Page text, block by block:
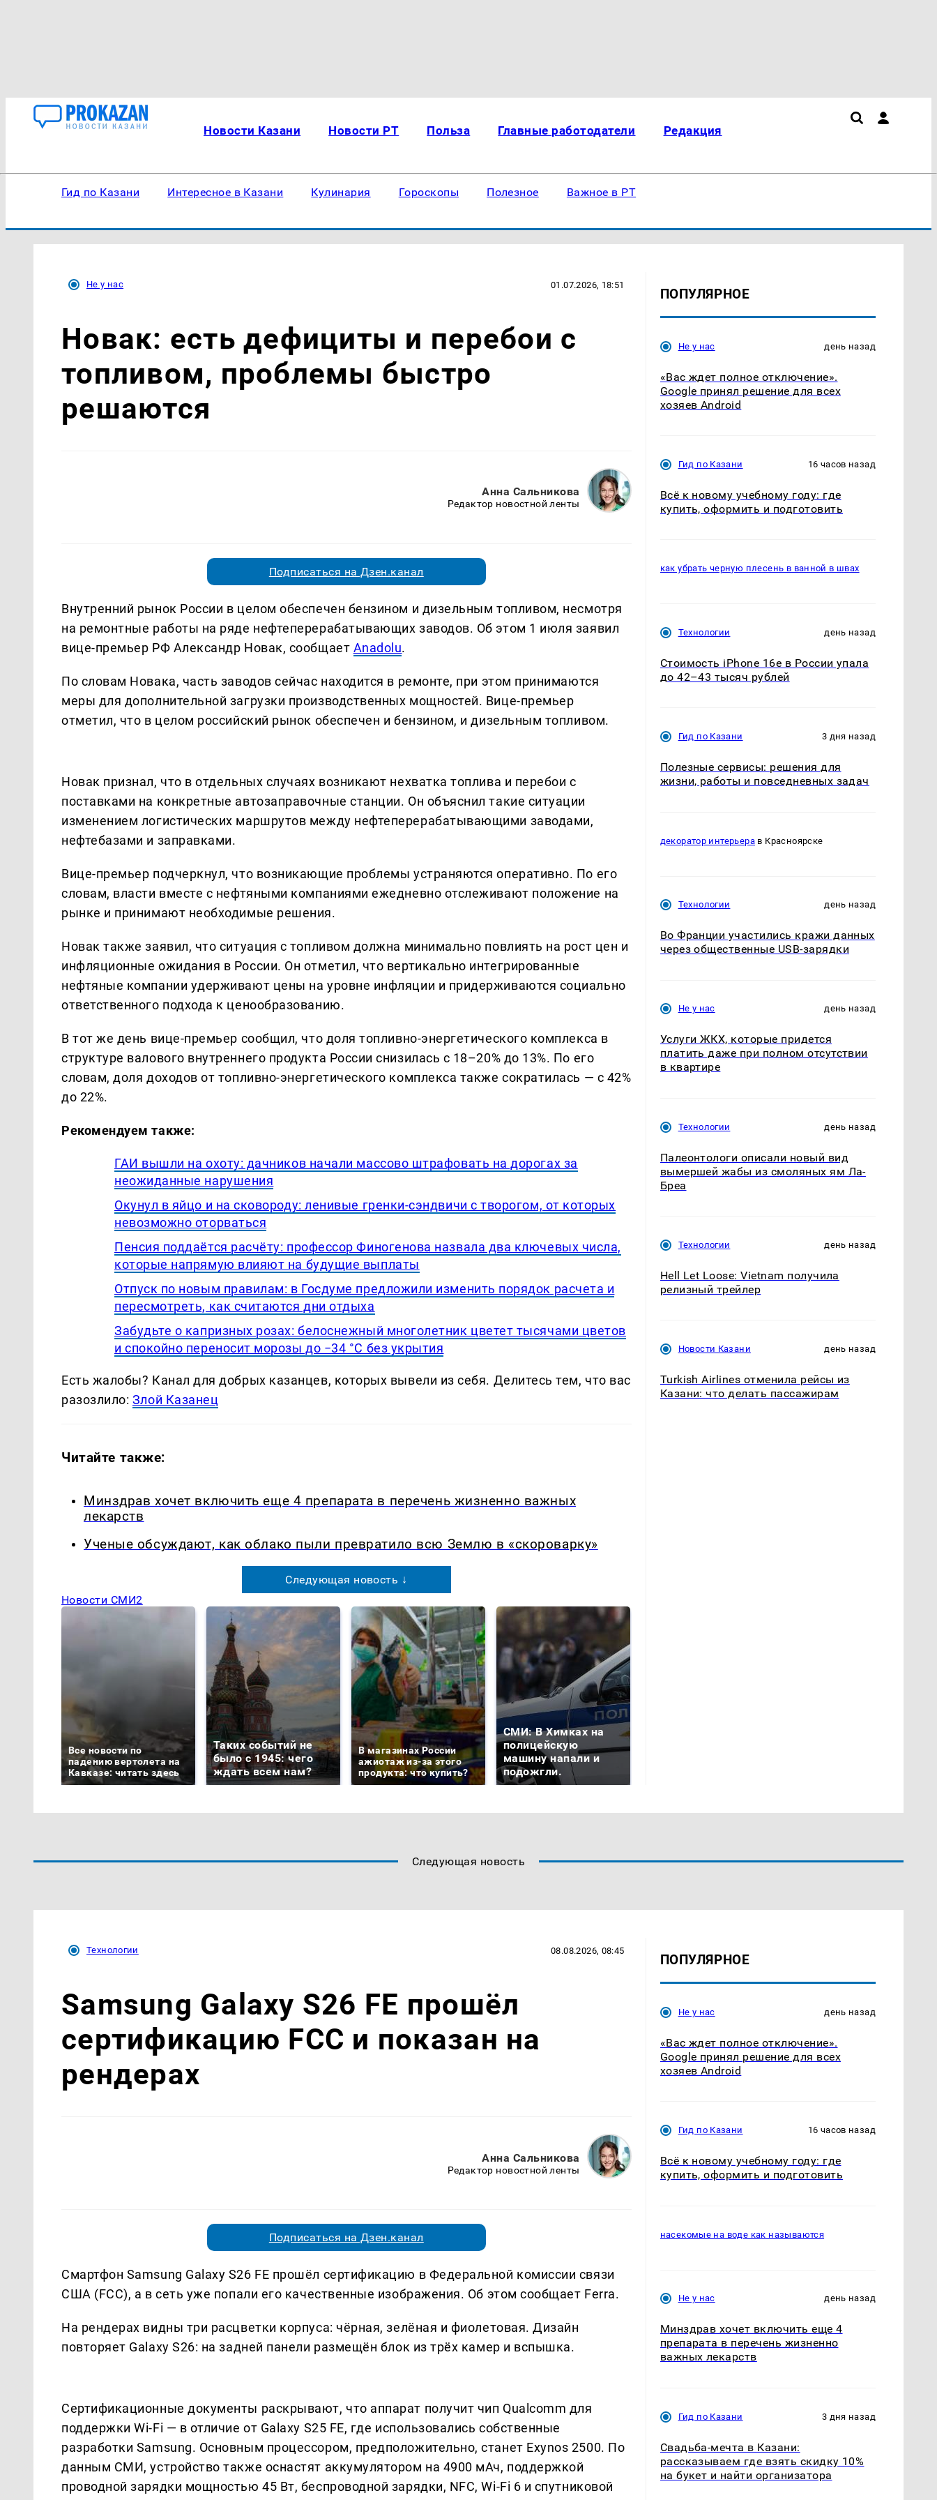
Новости Казани Новости РТ Польза Главные работодатели Редакция
Гид по Казани Интересное в Казани Кулинария Гороскопы Полезное Важное в РТ
Не у нас 01.07.2026, 18:51
Новак: есть дефициты и перебои с
топливом, проблемы быстро
решаются
Анна Сальникова
Редактор новостной ленты
Подписаться на Дзен.канал
Внутренний рынок России в целом обеспечен бензином и дизельным топливом, несмотря
на ремонтные работы на ряде нефтеперерабатывающих заводов. Об этом 1 июля заявил
вице-премьер РФ Александр Новак, сообщает Anadolu.
По словам Новака, часть заводов сейчас находится в ремонте, при этом принимаются
меры для дополнительной загрузки производственных мощностей. Вице-премьер
отметил, что в целом российский рынок обеспечен и бензином, и дизельным топливом.
Новак признал, что в отдельных случаях возникают нехватка топлива и перебои с
поставками на конкретные автозаправочные станции. Он объяснил такие ситуации
изменением логистических маршрутов между нефтеперерабатывающими заводами,
нефтебазами и заправками.
Вице-премьер подчеркнул, что возникающие проблемы устраняются оперативно. По его
словам, власти вместе с нефтяными компаниями ежедневно отслеживают положение на
рынке и принимают необходимые решения.
Новак также заявил, что ситуация с топливом должна минимально повлиять на рост цен и
инфляционные ожидания в России. Он отметил, что вертикально интегрированные
нефтяные компании удерживают цены на уровне инфляции и придерживаются социально
ответственного подхода к ценообразованию.
В тот же день вице-премьер сообщил, что доля топливно-энергетического комплекса в
структуре валового внутреннего продукта России снизилась с 18–20% до 13%. По его
словам, доля доходов от топливно-энергетического комплекса также сократилась — с 42%
до 22%.
Рекомендуем также:
ГАИ вышли на охоту: дачников начали массово штрафовать на дорогах за
неожиданные нарушения
Окунул в яйцо и на сковороду: ленивые гренки-сэндвичи с творогом, от которых
невозможно оторваться
Пенсия поддаётся расчёту: профессор Финогенова назвала два ключевых числа,
которые напрямую влияют на будущие выплаты
Отпуск по новым правилам: в Госдуме предложили изменить порядок расчета и
пересмотреть, как считаются дни отдыха
Забудьте о капризных розах: белоснежный многолетник цветет тысячами цветов
и спокойно переносит морозы до −34 °C без укрытия
Есть жалобы? Канал для добрых казанцев, которых вывели из себя. Делитеcь тем, что вас
разозлило: Злой Казанец
Читайте также:
Минздрав хочет включить еще 4 препарата в перечень жизненно важных
лекарств
Ученые обсуждают, как облако пыли превратило всю Землю в «скороварку»
Следующая новость ↓
Новости СМИ2
Все новости по
падению вертолета на
Кавказе: читать здесь
Таких событий не
было с 1945: чего
ждать всем нам?
В магазинах России
ажиотаж из-за этого
продукта: что купить?
СМИ: В Химках на
полицейскую
машину напали и
подожгли.
ПОПУЛЯРНОЕ
Не у нас день назад
«Вас ждет полное отключение».
Google принял решение для всех
хозяев Android
Гид по Казани 16 часов назад
Всё к новому учебному году: где
купить, оформить и подготовить
как убрать черную плесень в ванной в швах
Технологии день назад
Стоимость iPhone 16e в России упала
до 42–43 тысяч рублей
Гид по Казани 3 дня назад
Полезные сервисы: решения для
жизни, работы и повседневных задач
декоратор интерьера в Красноярске
Технологии день назад
Во Франции участились кражи данных
через общественные USB-зарядки
Не у нас день назад
Услуги ЖКХ, которые придется
платить даже при полном отсутствии
в квартире
Технологии день назад
Палеонтологи описали новый вид
вымершей жабы из смоляных ям Ла-
Бреа
Технологии день назад
Hell Let Loose: Vietnam получила
релизный трейлер
Новости Казани день назад
Turkish Airlines отменила рейсы из
Казани: что делать пассажирам
Следующая новость
Технологии 08.08.2026, 08:45
Samsung Galaxy S26 FE прошёл
сертификацию FCC и показан на
рендерах
Анна Сальникова
Редактор новостной ленты
Подписаться на Дзен.канал
Смартфон Samsung Galaxy S26 FE прошёл сертификацию в Федеральной комиссии связи
США (FCC), а в сеть уже попали его качественные изображения. Об этом сообщает Ferra.
На рендерах видны три расцветки корпуса: чёрная, зелёная и фиолетовая. Дизайн
повторяет Galaxy S26: на задней панели размещён блок из трёх камер и вспышка.
Сертификационные документы раскрывают, что аппарат получит чип Qualcomm для
поддержки Wi-Fi — в отличие от Galaxy S25 FE, где использовались собственные
разработки Samsung. Основным процессором, предположительно, станет Exynos 2500. По
данным СМИ, устройство также оснастят аккумулятором на 4900 мАч, поддержкой
проводной зарядки мощностью 45 Вт, беспроводной зарядки, NFC, Wi-Fi 6 и спутниковой
ПОПУЛЯРНОЕ
Не у нас день назад
«Вас ждет полное отключение».
Google принял решение для всех
хозяев Android
Гид по Казани 16 часов назад
Всё к новому учебному году: где
купить, оформить и подготовить
насекомые на воде как называются
Не у нас день назад
Минздрав хочет включить еще 4
препарата в перечень жизненно
важных лекарств
Гид по Казани 3 дня назад
Свадьба-мечта в Казани:
рассказываем где взять скидку 10%
на букет и найти организатора